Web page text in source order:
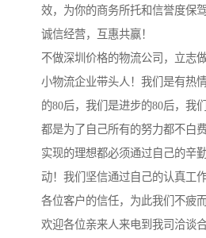
效，为你的商务所托和信誉度保
诚信经营，互惠共赢！
不做深圳价格的物流公司，立志
小物流企业带头人！我们是有热
的80后，我们是进步的80后，我
都是为了自己所有的努力都不白
实现的理想都必须通过自己的辛
动！我们坚信通过自己的认真工
各位客户的信任，为此我们不疲
欢迎各位亲来人来电到我司洽谈